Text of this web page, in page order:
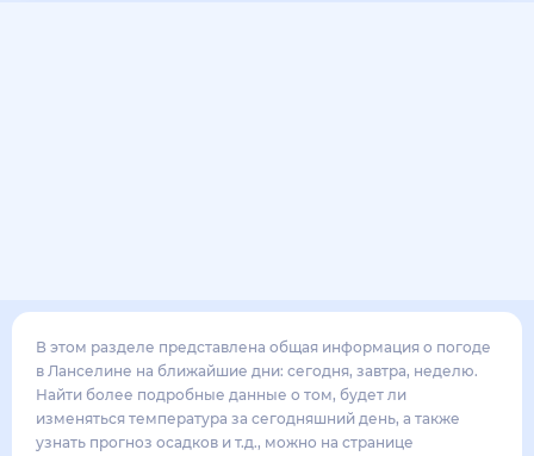
В этом разделе представлена общая информация о погоде
в Ланселине на ближайшие дни: сегодня, завтра, неделю.
Найти более подробные данные о том, будет ли
изменяться температура за сегодняшний день, а также
узнать прогноз осадков и т.д., можно на странице